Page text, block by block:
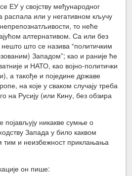
ЕУ у својству међународног
распала или у негативном кључу
то неће
алтернативом. Са или без
нешто што се назива “политичким
Западом”; као и раније ће
и НАТО, као војно-политички
а такође и поједине државе
на које у сваком случају треба
на Русију (или Кину, без обзира
појављују никакве сумње о
Запада у било каквом
и неизбежност приклањања
он пише: